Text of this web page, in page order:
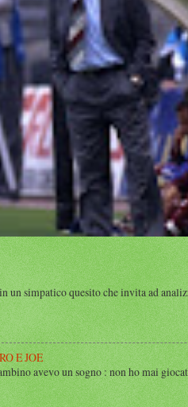
simpatico quesito che invita ad
E JOE
avevo un sogno : non ho mai